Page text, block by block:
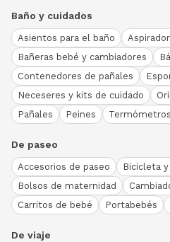
Baño y cuidados
Asientos para el baño
Bañeras bebé y cambiadores
Contenedores de pañales
Neceseres y kits de cuidado
Pañales
Peines Termómetros
De paseo
Accesorios de paseo
Bicicleta
Bolsos de maternidad
Carritos de bebé
Portabebés
De viaje